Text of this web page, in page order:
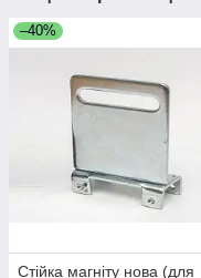
–40%
Стійка магніту нова (для